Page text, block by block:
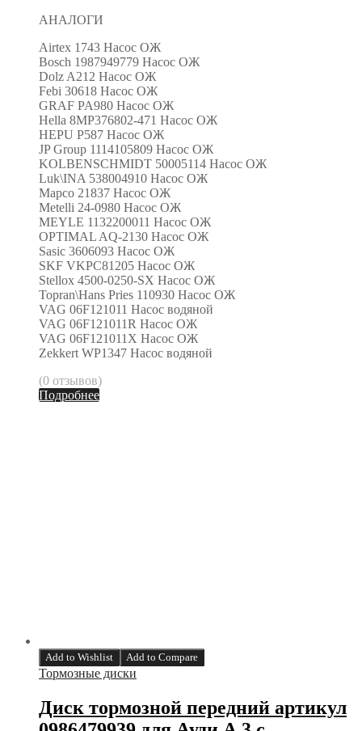
АНАЛОГИ
Airtex 1743 Насос ОЖ
Bosch 1987949779 Насос ОЖ
Dolz A212 Насос ОЖ
Febi 30618 Насос ОЖ
GRAF PA980 Насос ОЖ
Hella 8MP376802-471 Насос ОЖ
HEPU P587 Насос ОЖ
JP Group 1114105809 Насос ОЖ
KOLBENSCHMIDT 50005114 Насос ОЖ
Luk\INA 538004910 Насос ОЖ
Mapco 21837 Насос ОЖ
Metelli 24-0980 Насос ОЖ
MEYLE 1132200011 Насос ОЖ
OPTIMAL AQ-2130 Насос ОЖ
Sasic 3606093 Насос ОЖ
SKF VKPC81205 Насос ОЖ
Stellox 4500-0250-SX Насос ОЖ
Topran\Hans Pries 110930 Насос ОЖ
VAG 06F121011 Насос водяной
VAG 06F121011R Насос ОЖ
VAG 06F121011X Насос ОЖ
Zekkert WP1347 Насос водяной
(0 отзывов)
Подробнее
Add to Wishlist Add to Compare
Тормозные диски
Диск тормозной передний артикул